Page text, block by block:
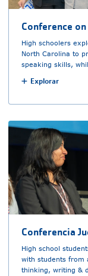
Conference
High schoolers
North Carolina to
speaking skills,
Explorar
Conferencia
High school
with students from
thinking, writing &